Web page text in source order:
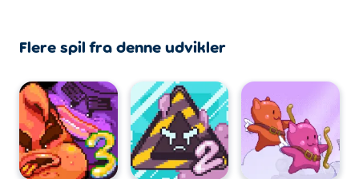
Flere spil fra denne udvikler